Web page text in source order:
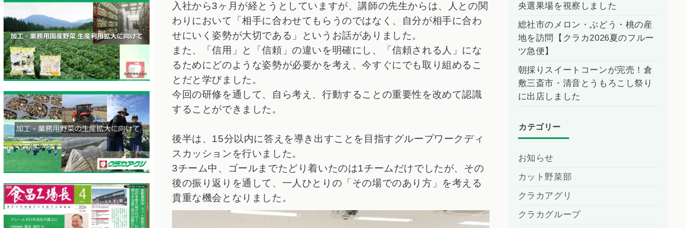
入社から3ヶ月が経とうとしていますが、講師の先生からは、人との関
わりにおいて「相手に合わせてもらうのではなく、自分が相手に合わ
せにいく姿勢が大切である」というお話がありました。
また、「信用」と「信頼」の違いを明確にし、「信頼される人」にな
るためにどのような姿勢が必要かを考え、今すぐにでも取り組めるこ
とだと学びました。
今回の研修を通して、 自ら考え、行動すること の重要性を改めて認識
することができました。
後半は、15分以内に答えを導き出すことを目指すグループワークディ
スカッションを行いました。
3チーム中、ゴールまでたどり着いたのは1チームだけでしたが、その
後の振り返りを通して、一人ひとりの「その場でのあり方」を考える
貴重な機会となりました。
央選果場を視察しました
総社市のメロン・ぶどう・桃の産
地を訪問【クラカ2026夏のフルー
ツ急便】
朝採りスイートコーンが完売！倉
敷三斎市・清音とうもろこし祭り
に出店しました
カテゴリー
お知らせ
カット野菜部
クラカアグリ
クラカグループ